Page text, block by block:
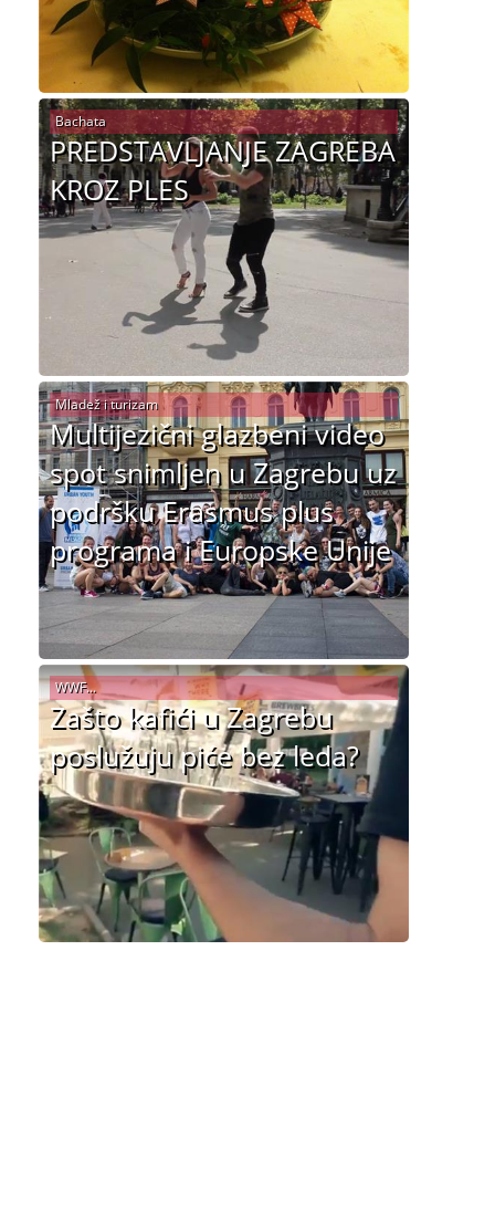
PREDSTAVLJANJE ZAGREBA
KROZ PLES
Bachata
Multijezični glazbeni video
spot snimljen u Zagrebu uz
podršku Erasmus plus
programa i Europske Unije
Mladež i turizam
Zašto kafići u Zagrebu
poslužuju piće bez leda?
WWF...